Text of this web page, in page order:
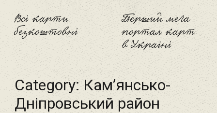
Всі карти
безкоштовні
Перший мега
портал карт
в Україні
Category:Кам’янсько-
Дніпровський район‎